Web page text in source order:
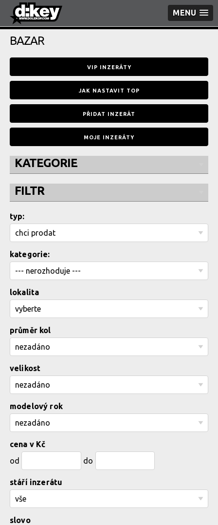
MENU
BAZAR
VIP INZERÁTY
JAK NASTAVIT TOP
PŘIDAT INZERÁT
MOJE INZERÁTY
KATEGORIE
FILTR
typ:
kategorie:
lokalita
průměr kol
velikost
modelový rok
cena v Kč
od
do
stáří inzerátu
slovo